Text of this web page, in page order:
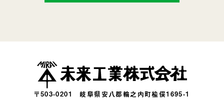
〒503-0201 岐阜県安八郡輪之内町楡俣1695-1